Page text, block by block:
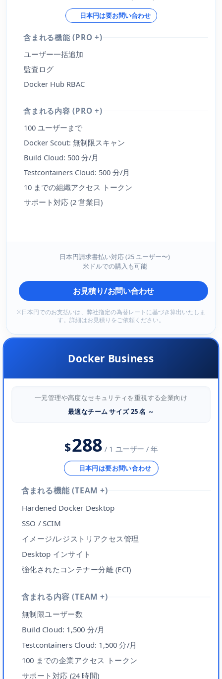
日本円は要お問い合わせ
含まれる機能 (PRO +)
ユーザー一括追加
監査ログ
Docker Hub RBAC
含まれる内容 (PRO +)
100 ユーザーまで
Docker Scout: 無制限スキャン
Build Cloud: 500 分/月
Testcontainers Cloud: 500 分/月
10 までの組織アクセス トークン
サポート対応 (2 営業日)
日本円請求書払い対応 (25 ユーザー〜)
米ドルでの購入も可能
お見積り/お問い合わせ
※日本円でのお支払いは、弊社指定の為替レートに基づき算出いたしま
す。詳細はお見積りをご依頼ください。
Docker Business
一元管理や高度なセキュリティを重視する企業向け
最適なチーム サイズ 25 名 ～
$288 / 1 ユーザー / 年
日本円は要お問い合わせ
含まれる機能 (TEAM +)
Hardened Docker Desktop
SSO / SCIM
イメージ/レジストリアクセス管理
Desktop インサイト
強化されたコンテナー分離 (ECI)
含まれる内容 (TEAM +)
無制限ユーザー数
Build Cloud: 1,500 分/月
Testcontainers Cloud: 1,500 分/月
100 までの企業アクセス トークン
サポート対応 (24 時間)